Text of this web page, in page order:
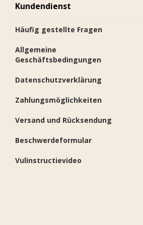
Kundendienst
Häufig gestellte Fragen
Allgemeine
Geschäftsbedingungen
Datenschutzverklärung
Zahlungsmöglichkeiten
Versand und Rücksendung
Beschwerdeformular
Vulinstructievideo